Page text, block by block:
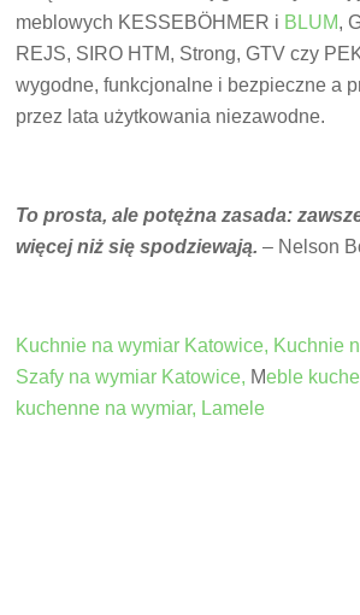
meblowych KESSEBÖHMER i BLUM,
REJS, SIRO HTM, Strong, GTV czy
wygodne, funkcjonalne i bezpieczne a
przez lata użytkowania niezawodne.
To prosta, ale potężna zasada:
więcej niż się spodziewają. – Nelson
Kuchnie na wymiar Katowice, Kuchnie
Szafy na wymiar Katowice, Meble
kuchenne na wymiar, Lamele